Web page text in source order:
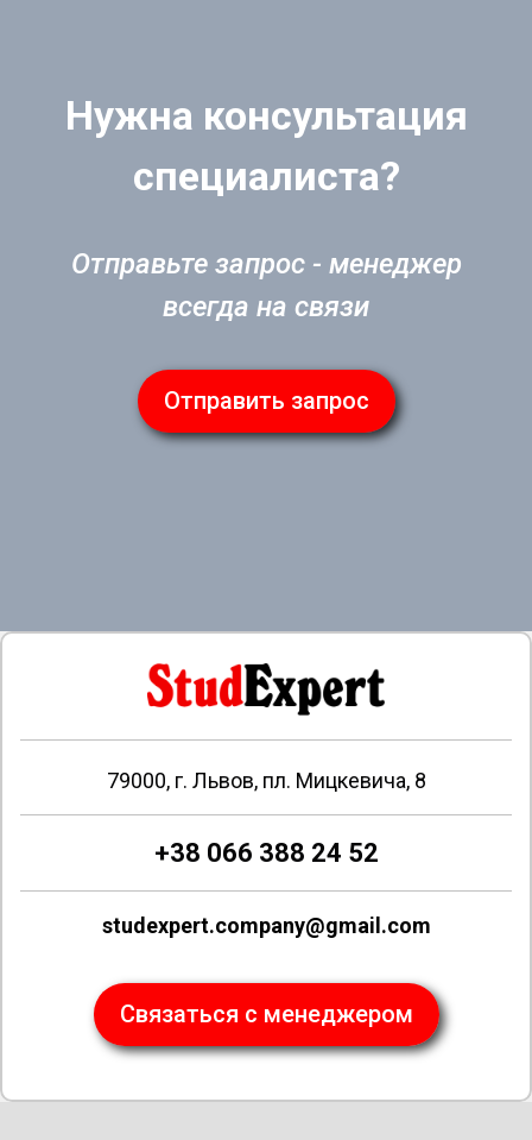
Нужна консультация
специалиста?
Отправьте запрос - менеджер
всегда на связи
Отправить запрос
79000, г. Львов, пл. Мицкевича, 8
+38 066 388 24 52
studexpert.company@gmail.com
Связаться с менеджером